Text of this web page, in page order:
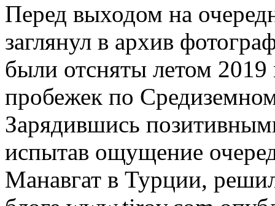
Перед выходом на
заглянул в архив
были отсняты летом
пробежек по
Зарядившись
испытав ощущение
Манавгат в Турции,